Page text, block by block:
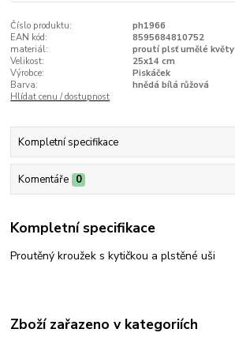
Číslo produktu:
ph1966
EAN kód:
8595684810752
materiál:
proutí plsť umělé květy
Velikost:
25x14 cm
Výrobce:
Piskáček
Barva:
hnědá bílá růžová
Hlídat cenu / dostupnost
Kompletní specifikace
Komentáře 0
Kompletní specifikace
Proutěný kroužek s kytičkou a plstěné uši
Zboží zařazeno v kategoriích